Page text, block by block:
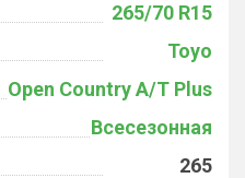
265/70 R15
Toyo
Open Country A/T Plus
Всесезонная
265